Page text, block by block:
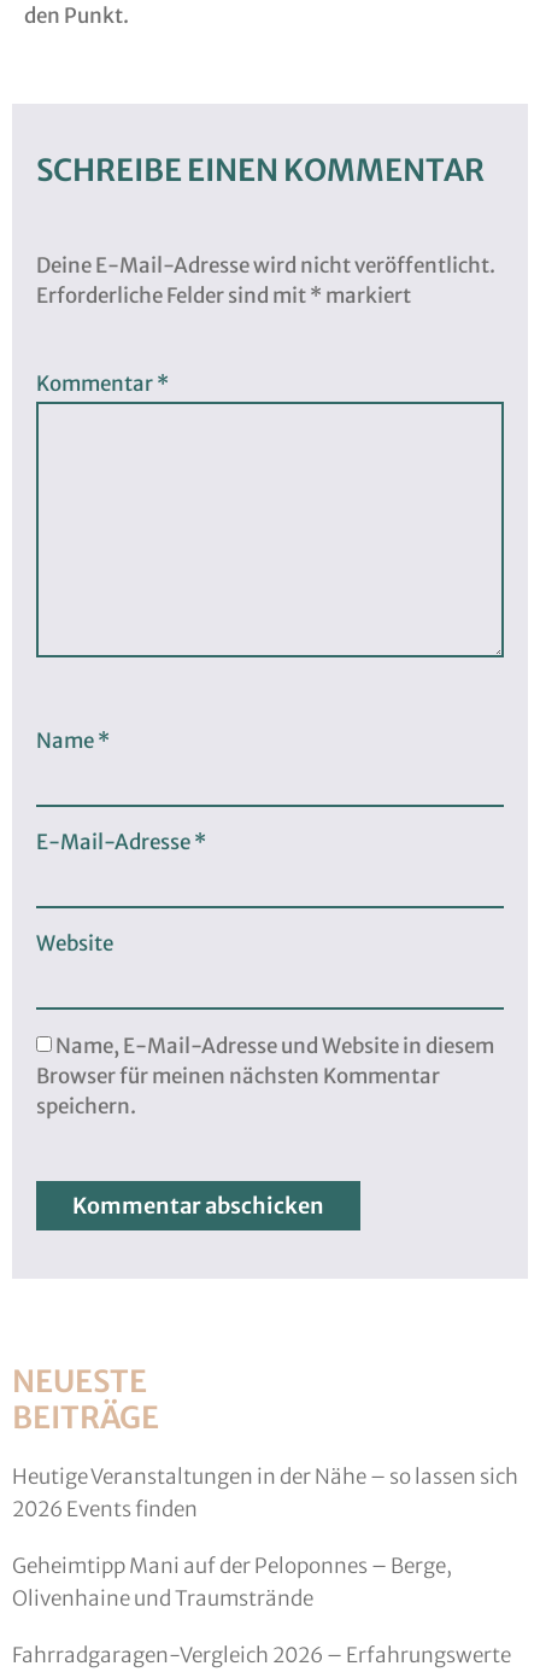
den Punkt.
SCHREIBE EINEN KOMMENTAR
Deine E-Mail-Adresse wird nicht veröffentlicht.
Erforderliche Felder sind mit* markiert
Kommentar*
Name*
E-Mail-Adresse*
Website
Name, E-Mail-Adresse und Website in diesem
Browser für meinen nächsten Kommentar
speichern.
NEUESTE
BEITRÄGE
Heutige Veranstaltungen in der Nähe – so lassen sich
2026 Events finden
Geheimtipp Mani auf der Peloponnes – Berge,
Olivenhaine und Traumstrände
Fahrradgaragen-Vergleich 2026 – Erfahrungswerte